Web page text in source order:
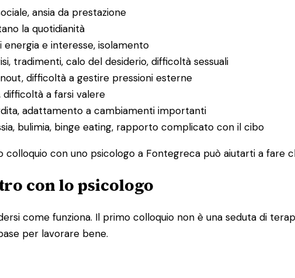
ansia da prestazione
la quotidianità
e interesse, isolamento
tradimenti, calo del desiderio, difficoltà sessuali
difficoltà a gestire pressioni esterne
difficoltà a farsi valere
adattamento a cambiamenti importanti
bulimia, binge eating, rapporto complicato con il cibo
colloquio con uno psicologo a Fontegreca può aiutarti a fare
con lo psicologo
come funziona. Il primo colloquio non è una seduta di
per lavorare bene.